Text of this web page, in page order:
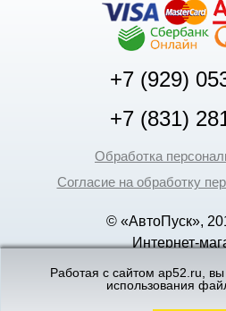
+7 (929)
+7 (831)
Обработка
Согласие на обработку
© «АвтоПуск»,
Интернет-
«Вебмеханика»-
Работая с сайтом ap52.ru,
использования